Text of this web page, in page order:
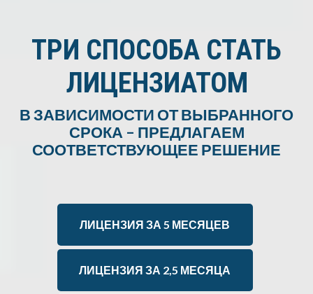
ТРИ СПОСОБА СТАТЬ
ЛИЦЕНЗИАТОМ
В ЗАВИСИМОСТИ ОТ ВЫБРАННОГО
СРОКА – ПРЕДЛАГАЕМ
СООТВЕТСТВУЮЩЕЕ РЕШЕНИЕ
ЛИЦЕНЗИЯ ЗА 5 МЕСЯЦЕВ
ЛИЦЕНЗИЯ ЗА 2,5 МЕСЯЦА